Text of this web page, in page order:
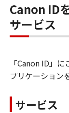
Canon ID
サービス
「Canon ID」
プリケーション
サービス